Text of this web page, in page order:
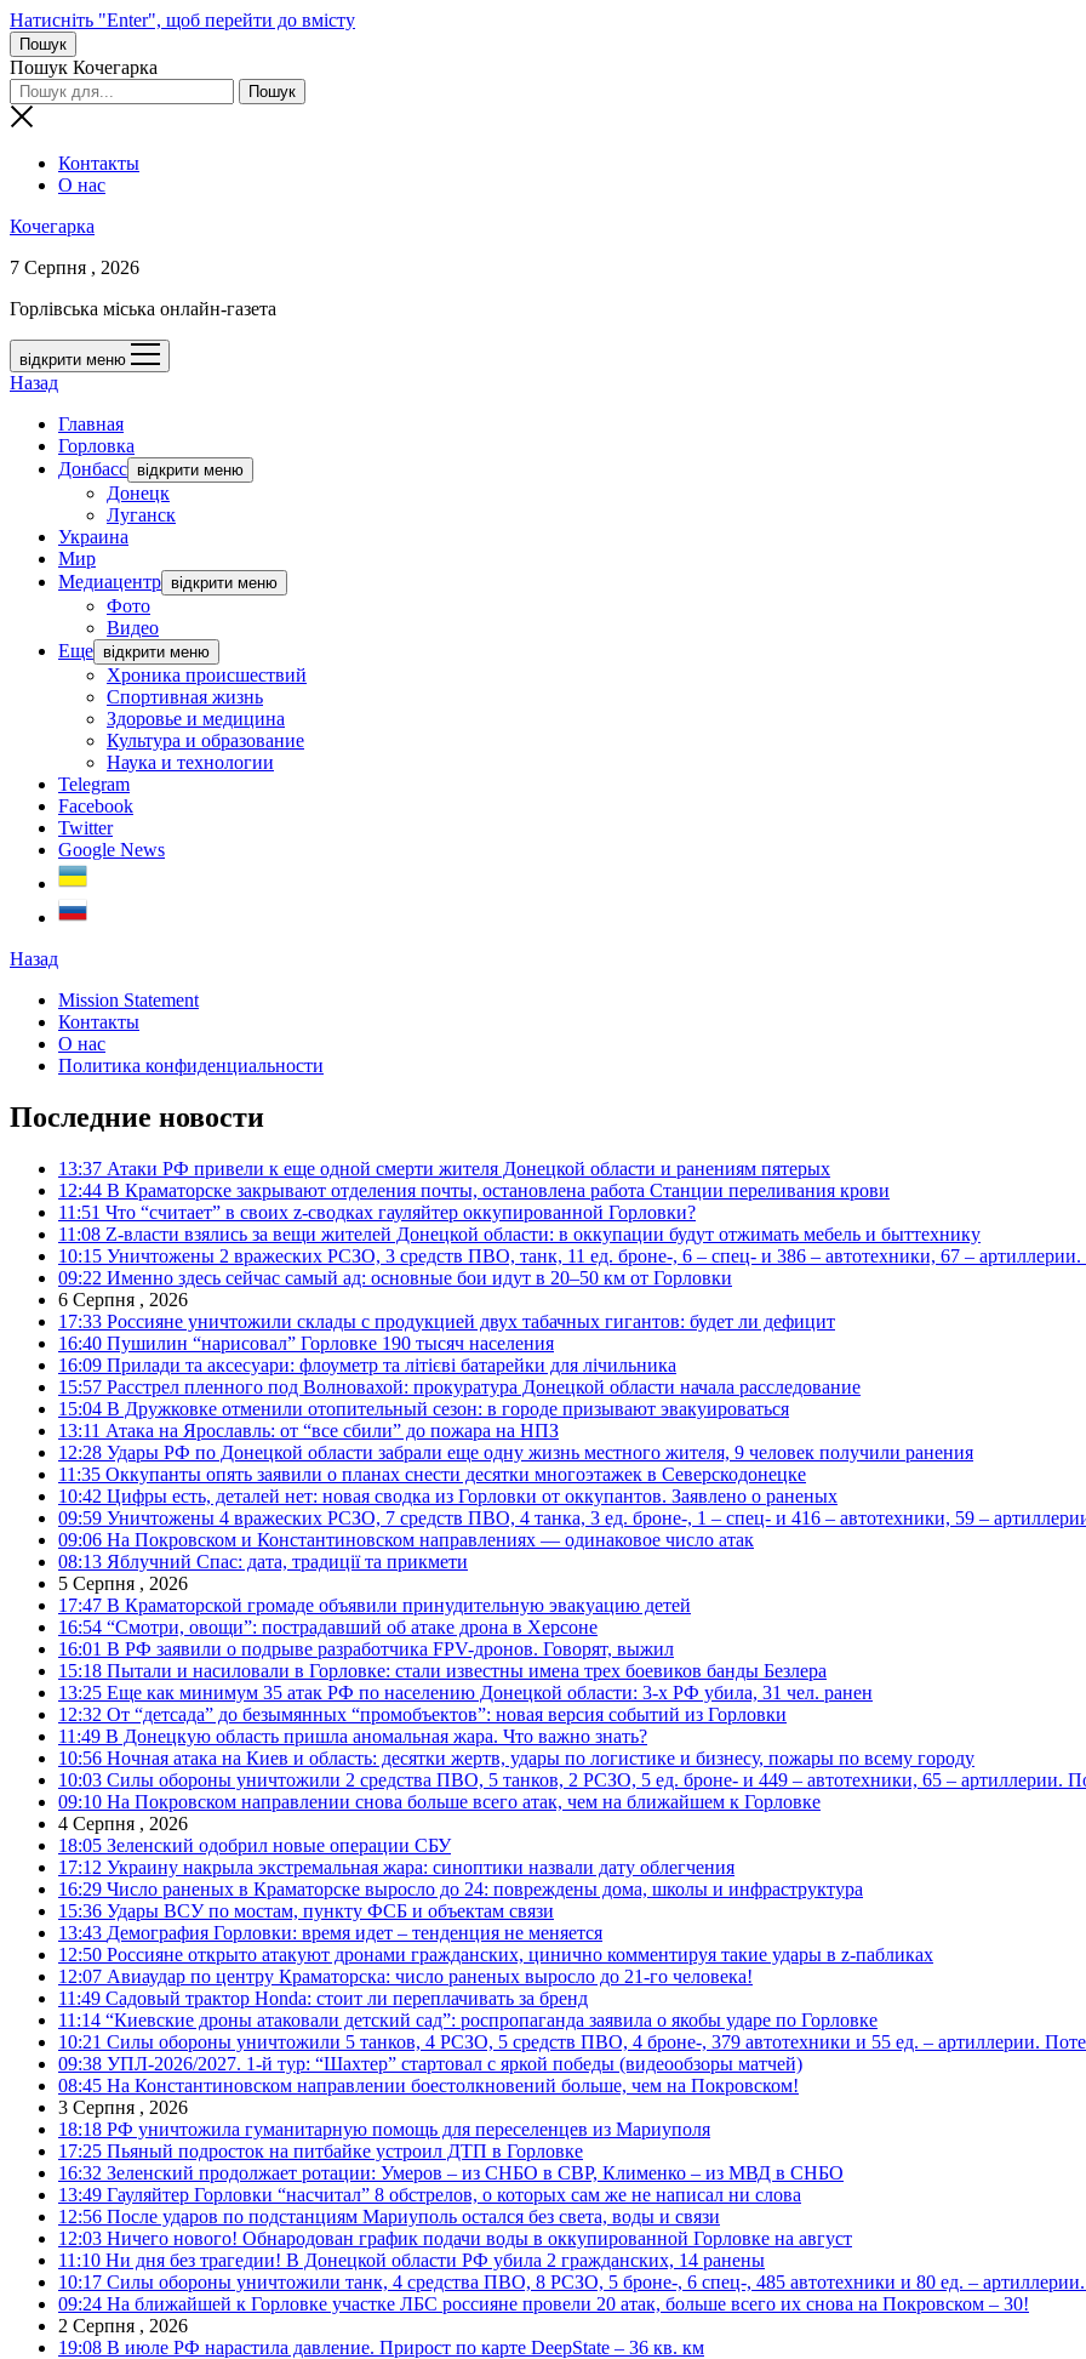
Натисніть "Enter", щоб перейти до вмісту
Пошук
Пошук Кочегарка
Контакты
О нас
Кочегарка
7 Серпня , 2026
Горлівська міська онлайн-газета
відкрити меню
Назад
Главная
Горловка
Донбасс відкрити меню
Донецк
Луганск
Украина
Мир
Медиацентр відкрити меню
Фото
Видео
Еще відкрити меню
Хроника происшествий
Спортивная жизнь
Здоровье и медицина
Культура и образование
Наука и технологии
Telegram
Facebook
Twitter
Google News
Назад
Mission Statement
Контакты
О нас
Политика конфиденциальности
Последние новости
13:37 Атаки РФ привели к еще одной смерти жителя Донецкой области и ранениям пятерых
12:44 В Краматорске закрывают отделения почты, остановлена работа Станции переливания крови
11:51 Что “считает” в своих z-сводках гауляйтер оккупированной Горловки?
11:08 Z-власти взялись за вещи жителей Донецкой области: в оккупации будут отжимать мебель и быттехнику
10:15 Уничтожены 2 вражеских РСЗО, 3 средств ПВО, танк, 11 ед. броне-, 6 – спец- и 386 – автотехники, 67 –
09:22 Именно здесь сейчас самый ад: основные бои идут в 20–50 км от Горловки
6 Серпня , 2026
17:33 Россияне уничтожили склады с продукцией двух табачных гигантов: будет ли дефицит
16:40 Пушилин “нарисовал” Горловке 190 тысяч населения
16:09 Прилади та аксесуари: флоуметр та літієві батарейки для лічильника
15:57 Расстрел пленного под Волновахой: прокуратура Донецкой области начала расследование
15:04 В Дружковке отменили отопительный сезон: в городе призывают эвакуироваться
13:11 Атака на Ярославль: от “все сбили” до пожара на НПЗ
12:28 Удары РФ по Донецкой области забрали еще одну жизнь местного жителя, 9 человек получили ранения
11:35 Оккупанты опять заявили о планах снести десятки многоэтажек в Северскодонецке
10:42 Цифры есть, деталей нет: новая сводка из Горловки от оккупантов. Заявлено о раненых
09:59 Уничтожены 4 вражеских РСЗО, 7 средств ПВО, 4 танка, 3 ед. броне-, 1 – спец- и 416 – автотехники, 59 –
09:06 На Покровском и Константиновском направлениях — одинаковое число атак
08:13 Яблучний Спас: дата, традиції та прикмети
5 Серпня , 2026
17:47 В Краматорской громаде объявили принудительную эвакуацию детей
16:54 “Смотри, овощи”: пострадавший об атаке дрона в Херсоне
16:01 В РФ заявили о подрыве разработчика FPV-дронов. Говорят, выжил
15:18 Пытали и насиловали в Горловке: стали известны имена трех боевиков банды Безлера
13:25 Еще как минимум 35 атак РФ по населению Донецкой области: 3-х РФ убила, 31 чел. ранен
12:32 От “детсада” до безымянных “промобъектов”: новая версия событий из Горловки
11:49 В Донецкую область пришла аномальная жара. Что важно знать?
10:56 Ночная атака на Киев и область: десятки жертв, удары по логистике и бизнесу, пожары по всему городу
10:03 Силы обороны уничтожили 2 средства ПВО, 5 танков, 2 РСЗО, 5 ед. броне- и 449 – автотехники, 65 – артиллерии.
09:10 На Покровском направлении снова больше всего атак, чем на ближайшем к Горловке
4 Серпня , 2026
18:05 Зеленский одобрил новые операции СБУ
17:12 Украину накрыла экстремальная жара: синоптики назвали дату облегчения
16:29 Число раненых в Краматорске выросло до 24: повреждены дома, школы и инфраструктура
15:36 Удары ВСУ по мостам, пункту ФСБ и объектам связи
13:43 Демография Горловки: время идет – тенденция не меняется
12:50 Россияне открыто атакуют дронами гражданских, цинично комментируя такие удары в z-пабликах
12:07 Авиаудар по центру Краматорска: число раненых выросло до 21-го человека!
11:49 Садовый трактор Honda: стоит ли переплачивать за бренд
11:14 “Киевские дроны атаковали детский сад”: роспропаганда заявила о якобы ударе по Горловке
10:21 Силы обороны уничтожили 5 танков, 4 РСЗО, 5 средств ПВО, 4 броне-, 379 автотехники и 55 ед. – артиллерии.
09:38 УПЛ-2026/2027. 1-й тур: “Шахтер” стартовал с яркой победы (видеообзоры матчей)
08:45 На Константиновском направлении боестолкновений больше, чем на Покровском!
3 Серпня , 2026
18:18 РФ уничтожила гуманитарную помощь для переселенцев из Мариуполя
17:25 Пьяный подросток на питбайке устроил ДТП в Горловке
16:32 Зеленский продолжает ротации: Умеров – из СНБО в СВР, Клименко – из МВД в СНБО
13:49 Гауляйтер Горловки “насчитал” 8 обстрелов, о которых сам же не написал ни слова
12:56 После ударов по подстанциям Мариуполь остался без света, воды и связи
12:03 Ничего нового! Обнародован график подачи воды в оккупированной Горловке на август
11:10 Ни дня без трагедии! В Донецкой области РФ убила 2 гражданских, 14 ранены
10:17 Силы обороны уничтожили танк, 4 средства ПВО, 8 РСЗО, 5 броне-, 6 спец-, 485 автотехники и 80 ед. –
09:24 На ближайшей к Горловке участке ЛБС россияне провели 20 атак, больше всего их снова на Покровском – 30!
2 Серпня , 2026
19:08 В июле РФ нарастила давление. Прирост по карте DeepState – 36 кв. км